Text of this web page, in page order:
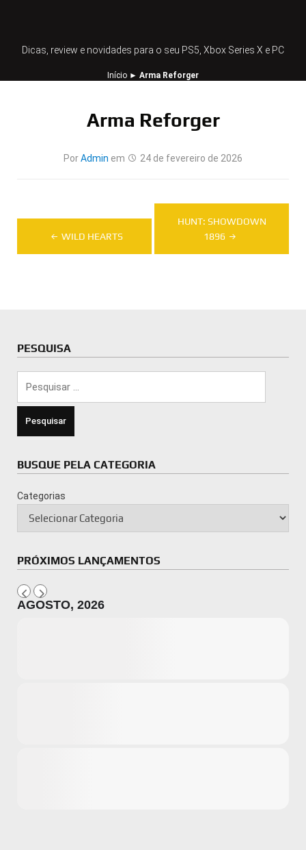
Dicas, review e novidades para o seu PS5, Xbox Series X e PC
Início ► Arma Reforger
Arma Reforger
PorAdmin em 24 de fevereiro de 2026
Navegação
WILD HEARTS
HUNT: SHOWDOWN
1896
PESQUISA
BUSQUE PELA CATEGORIA
Categorias
PRÓXIMOS LANÇAMENTOS
AGOSTO, 2026